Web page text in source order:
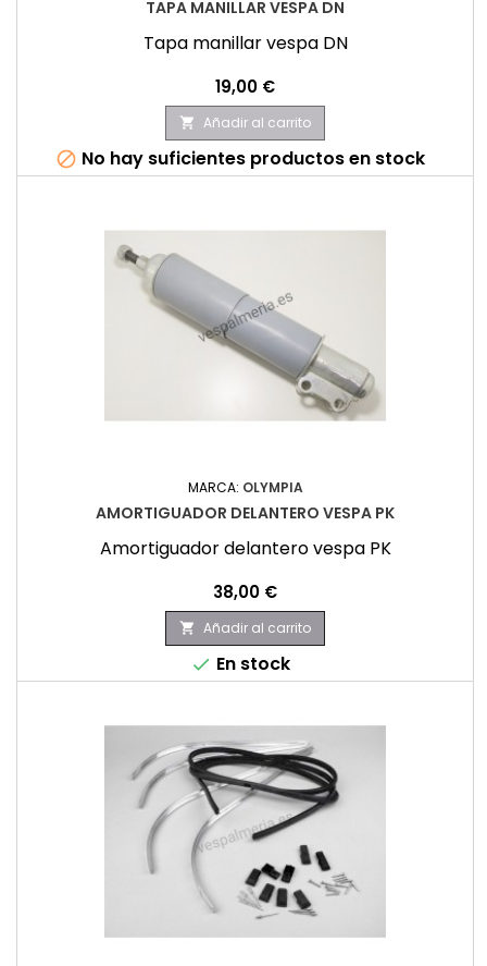
TAPA MANILLAR VESPA DN
Tapa manillar vespa DN
Precio
19,00 €
 Añadir al carrito
 No hay suficientes productos en stock
MARCA: OLYMPIA
AMORTIGUADOR DELANTERO VESPA PK
Amortiguador delantero vespa PK
Precio
38,00 €
 Añadir al carrito
 En stock